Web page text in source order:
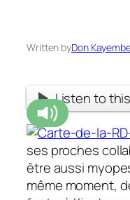
Written byDon
Listen to
ses proches
être aussi
même moment,